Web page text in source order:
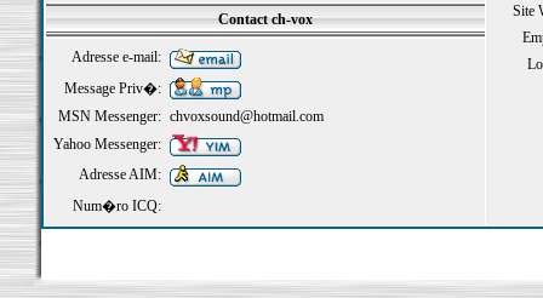
Site
Contact ch-vox
Adresse e-mail:
Message Priv�:
MSN Messenger: chvoxsound@hotmail.com
Yahoo Messenger:
Adresse AIM:
Num�ro ICQ: